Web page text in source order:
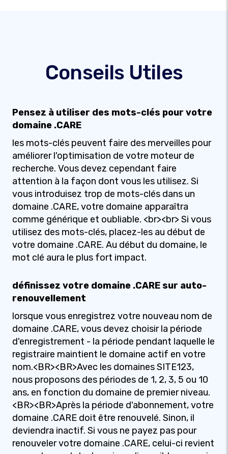
Conseils Utiles
Pensez à utiliser des mots-clés pour votre
domaine .CARE
les mots-clés peuvent faire des merveilles pour
améliorer l'optimisation de votre moteur de
recherche. Vous devez cependant faire
attention à la façon dont vous les utilisez. Si
vous introduisez trop de mots-clés dans un
domaine .CARE, votre domaine apparaîtra
comme générique et oubliable. <br><br> Si vous
utilisez des mots-clés, placez-les au début de
votre domaine .CARE. Au début du domaine, le
mot clé aura le plus fort impact.
définissez votre domaine .CARE sur auto-
renouvellement
lorsque vous enregistrez votre nouveau nom de
domaine .CARE, vous devez choisir la période
d'enregistrement - la période pendant laquelle le
registraire maintient le domaine actif en votre
nom.<BR><BR>Avec les domaines SITE123,
nous proposons des périodes de 1, 2, 3, 5 ou 10
ans, en fonction du domaine de premier niveau.
<BR><BR>Après la période d'abonnement, votre
domaine .CARE doit être renouvelé. Sinon, il
deviendra inactif. Si vous ne payez pas pour
renouveler votre domaine .CARE, celui-ci revient